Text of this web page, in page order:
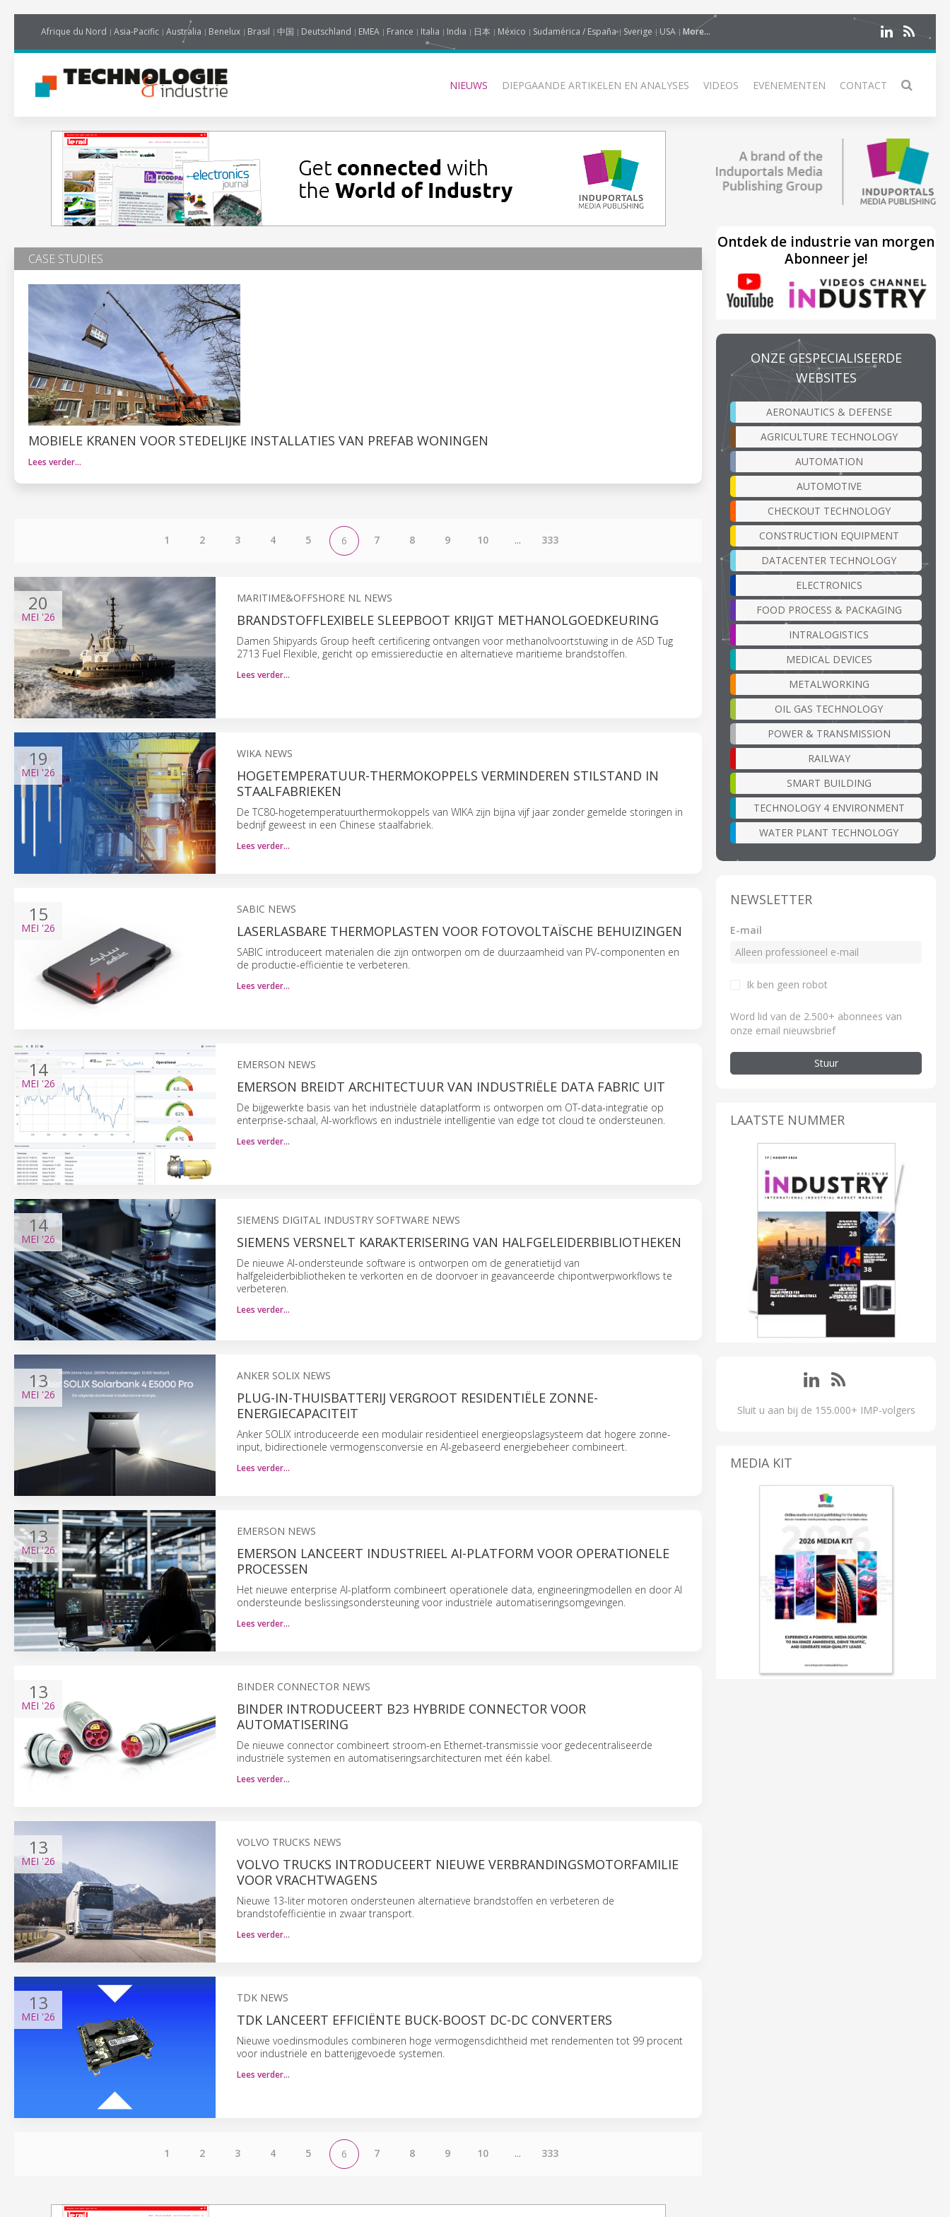
Afrique du Nord Asia-Pacific Australia Benelux Brasil 中国 Deutschland EMEA France Italia India 日本 México Sudamérica / España Sverige USA More...
NIEUWS DIEPGAANDE ARTIKELEN EN ANALYSES VIDEOS EVENEMENTEN CONTACT
CASE STUDIES
MOBIELE KRANEN VOOR STEDELIJKE INSTALLATIES VAN PREFAB WONINGEN
Lees verder…
1 2 3 4 5 6 7 8 9 10 ... 333
20
MEI '26
MARITIME&OFFSHORE NL NEWS
BRANDSTOFFLEXIBELE SLEEPBOOT KRIJGT METHANOLGOEDKEURING
Damen Shipyards Group heeft certificering ontvangen voor methanolvoortstuwing in de ASD Tug
2713 Fuel Flexible, gericht op emissiereductie en alternatieve maritieme brandstoffen.
Lees verder…
19
MEI '26
WIKA NEWS
HOGETEMPERATUUR-THERMOKOPPELS VERMINDEREN STILSTAND IN
STAALFABRIEKEN
De TC80-hogetemperatuurthermokoppels van WIKA zijn bijna vijf jaar zonder gemelde storingen in
bedrijf geweest in een Chinese staalfabriek.
Lees verder…
15
MEI '26
SABIC NEWS
LASERLASBARE THERMOPLASTEN VOOR FOTOVOLTAÏSCHE BEHUIZINGEN
SABIC introduceert materialen die zijn ontworpen om de duurzaamheid van PV-componenten en
de productie-efficiëntie te verbeteren.
Lees verder…
14
MEI '26
EMERSON NEWS
EMERSON BREIDT ARCHITECTUUR VAN INDUSTRIËLE DATA FABRIC UIT
De bijgewerkte basis van het industriële dataplatform is ontworpen om OT-data-integratie op
enterprise-schaal, AI-workflows en industriële intelligentie van edge tot cloud te ondersteunen.
Lees verder…
14
MEI '26
SIEMENS DIGITAL INDUSTRY SOFTWARE NEWS
SIEMENS VERSNELT KARAKTERISERING VAN HALFGELEIDERBIBLIOTHEKEN
De nieuwe AI-ondersteunde software is ontworpen om de generatietijd van
halfgeleiderbibliotheken te verkorten en de doorvoer in geavanceerde chipontwerpworkflows te
verbeteren.
Lees verder…
13
MEI '26
ANKER SOLIX NEWS
PLUG-IN-THUISBATTERIJ VERGROOT RESIDENTIËLE ZONNE-
ENERGIECAPACITEIT
Anker SOLIX introduceerde een modulair residentieel energieopslagsysteem dat hogere zonne-
input, bidirectionele vermogensconversie en AI-gebaseerd energiebeheer combineert.
Lees verder…
13
MEI'26
EMERSON NEWS
EMERSON LANCEERT INDUSTRIEEL AI-PLATFORM VOOR OPERATIONELE
PROCESSEN
Het nieuwe enterprise AI-platform combineert operationele data, engineeringmodellen en door AI
ondersteunde beslissingsondersteuning voor industriële automatiseringsomgevingen.
Lees verder…
13
MEI '26
BINDER CONNECTOR NEWS
BINDER INTRODUCEERT B23 HYBRIDE CONNECTOR VOOR
AUTOMATISERING
De nieuwe connector combineert stroom-en Ethernet-transmissie voor gedecentraliseerde
industriële systemen en automatiseringsarchitecturen met één kabel.
Lees verder…
13
MEI '26
VOLVO TRUCKS NEWS
VOLVO TRUCKS INTRODUCEERT NIEUWE VERBRANDINGSMOTORFAMILIE
VOOR VRACHTWAGENS
Nieuwe 13-liter motoren ondersteunen alternatieve brandstoffen en verbeteren de
brandstofefficiëntie in zwaar transport.
Lees verder…
13
MEI '26
TDK NEWS
TDK LANCEERT EFFICIËNTE BUCK-BOOST DC-DC CONVERTERS
Nieuwe voedinsmodules combineren hoge vermogensdichtheid met rendementen tot 99 procent
voor industriële en batterijgevoede systemen.
Lees verder…
1 2 3 4 5 6 7 8 9 10 ... 333
Ontdek de industrie van morgen
Abonneer je!
ONZE GESPECIALISEERDE
WEBSITES
AERONAUTICS & DEFENSE
AGRICULTURE TECHNOLOGY
AUTOMATION
AUTOMOTIVE
CHECKOUT TECHNOLOGY
CONSTRUCTION EQUIPMENT
DATACENTER TECHNOLOGY
ELECTRONICS
FOOD PROCESS & PACKAGING
INTRALOGISTICS
MEDICAL DEVICES
METALWORKING
OIL GAS TECHNOLOGY
POWER & TRANSMISSION
RAILWAY
SMART BUILDING
TECHNOLOGY 4 ENVIRONMENT
WATER PLANT TECHNOLOGY
NEWSLETTER
E-mail
Ik ben geen robot
Word lid van de 2.500+ abonnees van
onze email nieuwsbrief
Stuur
LAATSTE NUMMER
Sluit u aan bij de 155.000+ IMP-volgers
MEDIA KIT